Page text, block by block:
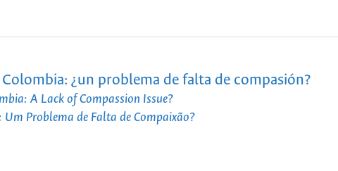
¿un problema de falta de compasión?
A Lack of Compassion Issue?
Um Problema de Falta de Compaixão?